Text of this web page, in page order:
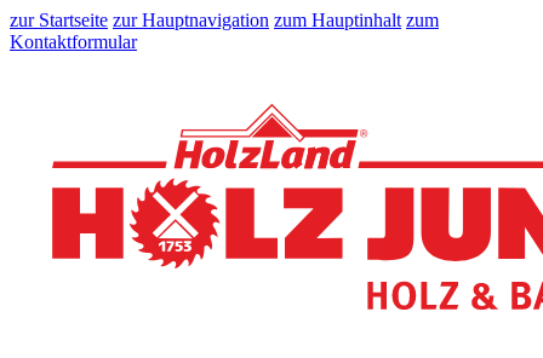
zur Startseite zur Hauptnavigation zum Hauptinhalt zum
Kontaktformular